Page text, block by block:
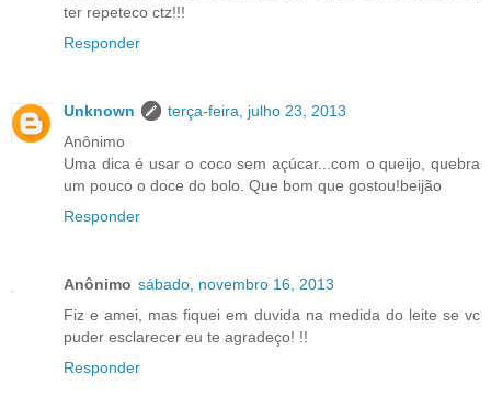
ter repeteco ctz!!!
Responder
Unknown
terça-feira, julho 23, 2013
Anônimo
Uma dica é usar o coco sem açúcar...com o queijo, quebra
um pouco o doce do bolo. Que bom que gostou!beijão
Responder
Anônimo sábado, novembro 16, 2013
Fiz e amei, mas fiquei em duvida na medida do leite se vc
puder esclarecer eu te agradeço! !!
Responder